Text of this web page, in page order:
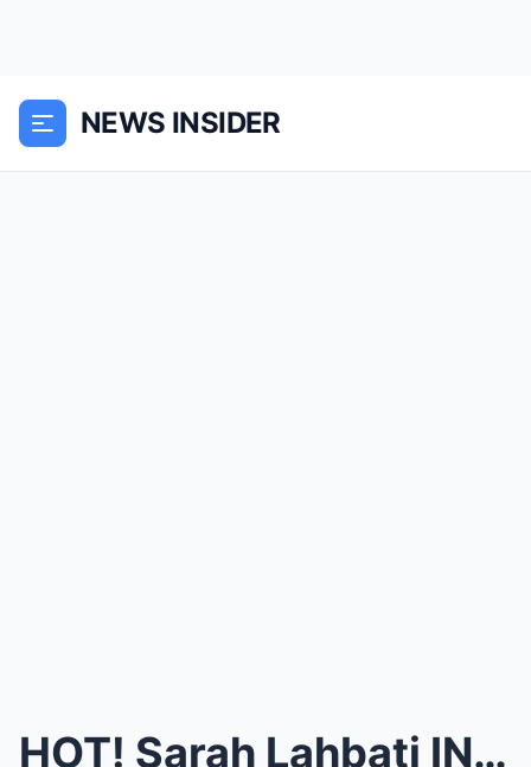
NEWS INSIDER
HOT! Sarah Lahbati INILABAS ANG VIDEO TAPE nina Ri...